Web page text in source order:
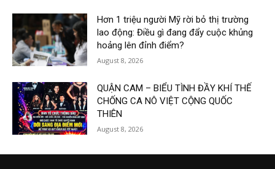
Hơn 1 triệu người Mỹ rời bỏ thị trường
lao động: Điều gì đang đẩy cuộc khủng
hoảng lên đỉnh điểm?
August 8, 2026
QUẬN CAM – BIỂU TÌNH ĐẦY KHÍ THẾ
CHỐNG CA NÔ VIỆT CỘNG QUỐC
THIÊN
August 8, 2026